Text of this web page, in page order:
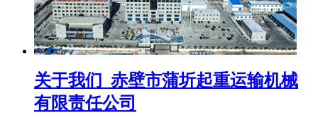
关于我们_赤壁市蒲圻起重运输机械
有限责任公司